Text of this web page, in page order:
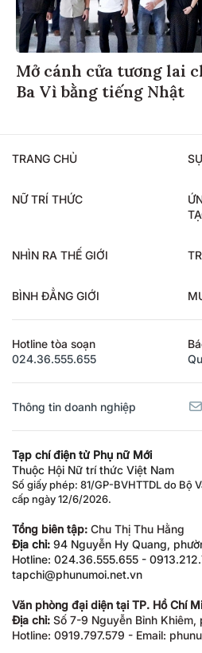
Mở cánh cửa tương lai
Ba Vì bằng tiếng Nhật
TRANG CHỦ
NỮ TRÍ THỨC
NHÌN RA THẾ GIỚI
BÌNH ĐẲNG GIỚI
Hotline tòa soạn
024.36.555.655
Thông tin doanh nghiệp
Tạp chí điện tử Phụ nữ Mới
Thuộc Hội Nữ trí thức Việt Nam
Số giấy phép: 81/GP-BVHTTDL do Bộ
cấp ngày 12/6/2026.
Tổng biên tập: Chu Thị Thu Hằng
Địa chỉ: 94 Nguyễn Hy Quang,
Hotline: 024.36.555.655 -
tapchi@phunumoi.net.vn
Văn phòng đại diện tại TP. Hồ Chí
Địa chỉ: Số 7-9 Nguyễn Bỉnh Khiêm,
Hotline: 0919.797.579 - Email: